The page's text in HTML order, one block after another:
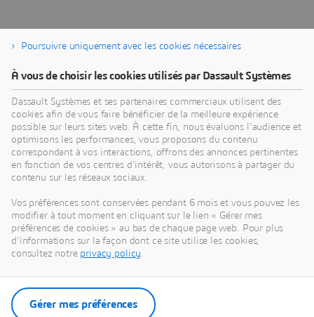
En savoir plus
Renforcez la résilience de vos
activités
Nos bibliothèques d'apprentissage sont accessibles à
tout moment, en tout lieu et sur n'importe quel appareil.
Des modules approfondis traitent des sujets relatifs à la
conception, l'ingénierie, la simulation, les systèmes PLM
et la collaboration afin de constituer des équipes plus
solides, capables de relever tous les défis.
Gardez une longueur d'avance grâce à l'expertise et aux
connaissances les plus récentes du secteur. Explorez les
modules de formation, acquérez des compétences et
Poursuivre uniquement avec les cookies nécessaires
À vous de choisir les cookies utilisés par Dassault Systèmes
Dassault Systèmes et ses partenaires commerciaux utilisent des
cookies afin de vous faire bénéficier de la meilleure expérience
possible sur leurs sites web. À cette fin, nous évaluons l'audience et
optimisons les performances, vous proposons du contenu
correspondant à vos interactions, offrons des annonces pertinentes
en fonction de vos centres d'intérêt, vous autorisons à partager du
contenu sur les réseaux sociaux.
Vos préférences sont conservées pendant 6 mois et vous pouvez les
modifier à tout moment en cliquant sur le lien « Gérer mes
préférences de cookies » au bas de chaque page web. Pour plus
d'informations sur la façon dont ce site utilise les cookies,
consultez notre privacy policy.
Gérer mes préférences